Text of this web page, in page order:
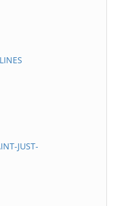
JUST-